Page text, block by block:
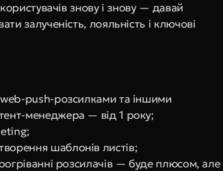
знову і знову — давай
залученість, лояльність і ключові
push-розсилками та іншими
менеджера — від 1 року;
шаблонів листів;
розсилачів — буде плюсом, але